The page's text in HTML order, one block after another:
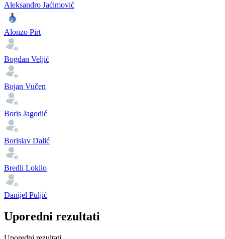
Aleksandro Jaćimović
Alonzo Pirt
Bogdan Veljić
Bojan Vučen
Boris Jagodić
Borislav Dalić
Bredli Lokilo
Danijel Puljić
Uporedni rezultati